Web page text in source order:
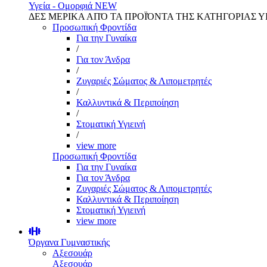
Υγεία - Ομορφιά NEW
ΔΕΣ ΜΕΡΙΚΑ ΑΠΌ ΤΑ ΠΡΟΪΌΝΤΑ ΤΗΣ ΚΑΤΗΓΟΡΙΑΣ
Προσωπική Φροντίδα
Για την Γυναίκα
/
Για τον Άνδρα
/
Ζυγαριές Σώματος & Λιπομετρητές
/
Καλλυντικά & Περιποίηση
/
Στοματική Υγιεινή
/
view more
Προσωπική Φροντίδα
Για την Γυναίκα
Για τον Άνδρα
Ζυγαριές Σώματος & Λιπομετρητές
Καλλυντικά & Περιποίηση
Στοματική Υγιεινή
view more
Όργανα Γυμναστικής
Αξεσουάρ
Αξεσουάρ